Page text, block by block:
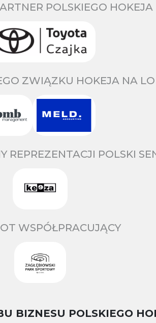
POLSKIEGO HOKEJA
ZWIĄZKU HOKEJA NA
REPREZENTACJI POLSKI
WSPÓŁPRACUJĄCY
BIZNESU POLSKIEGO